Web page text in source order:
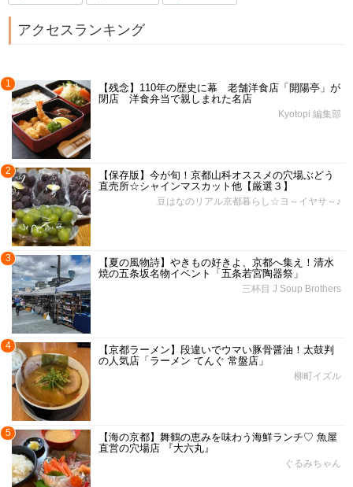
アクセスランキング
1
【残念】110年の歴史に幕 老舗洋食店「開陽亭」が
閉店 洋食弁当で親しまれた名店
Kyotopi 編集部
2
【保存版】今が旬！京都山科オススメの穴場ぶどう
直売所☆シャインマスカット他【厳選３】
豆はなのリアル京都暮らし☆ヨ～イヤサ～♪
3
【夏の風物詩】やきもの好きよ、京都へ集え！清水
焼の五条坂名物イベント「五条若宮陶器祭」
三杯目 J Soup Brothers
4
【京都ラーメン】段違いでウマい豚骨醤油！太鼓判
の人気店「ラーメン てんぐ 常盤店」
柳町イズル
5
【海の京都】舞鶴の恵みを味わう海鮮ランチ♡ 魚屋
直営の穴場店 『大六丸』
ぐるみちゃん